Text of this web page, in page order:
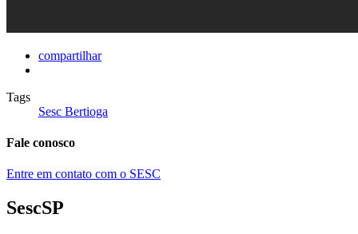
compartilhar
Tags
Sesc Bertioga
Fale conosco
Entre em contato com o SESC
SescSP